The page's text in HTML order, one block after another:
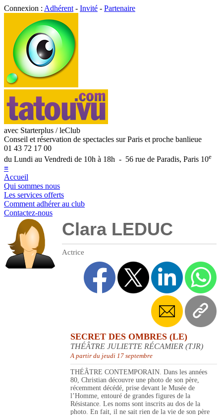
Connexion : Adhérent - Invité - Partenaire
avec Starterplus / leClub
Conseil et réservation de spectacles sur Paris et proche banlieue
01 43 72 17 00
du Lundi au Vendredi de 10h à 18h - 56 rue de Paradis, Paris 10e
≡
Accueil
Qui sommes nous
Les services offerts
Comment adhérer au club
Contactez-nous
Clara LEDUC
Actrice
SECRET DES OMBRES (LE)
THÉÂTRE JULIETTE RÉCAMIER (TJR)
A partir du jeudi 17 septembre
THÉÂTRE CONTEMPORAIN. Dans les années
80, Christian découvre une photo de son père,
récemment décédé, prise devant le Musée de
l’Homme, entouré de grandes figures de la
Résistance. Les noms sont inscrits au dos de la
photo. En fait, il ne sait rien de la vie de son père